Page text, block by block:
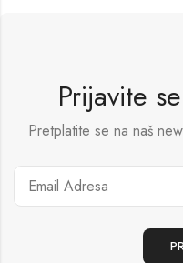
Prijavite
Pretplatite se na naš